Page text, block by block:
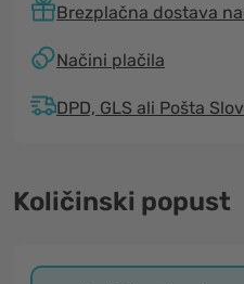
Brezplačna dostava
Načini plačila
DPD, GLS ali Pošta
Količinski popust